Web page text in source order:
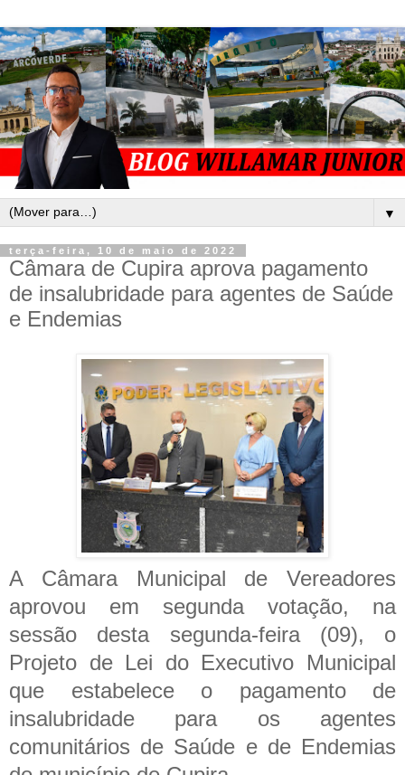
▼
terça-feira, 10 de maio de 2022
Câmara de Cupira aprova pagamento
de insalubridade para agentes de Saúde
e Endemias
A Câmara Municipal de Vereadores
aprovou em segunda votação, na
sessão desta segunda-feira (09), o
Projeto de Lei do Executivo Municipal
que estabelece o pagamento de
insalubridade para os agentes
comunitários de Saúde e de Endemias